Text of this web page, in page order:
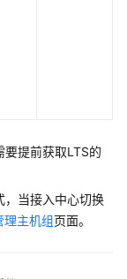
提前获取LTS的
，当接入中心切换
理主机组页面。